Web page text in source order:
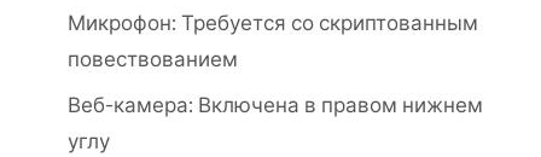
Микрофон: Требуется со скриптованным
повествованием
Веб-камера: Включена в правом нижнем
углу